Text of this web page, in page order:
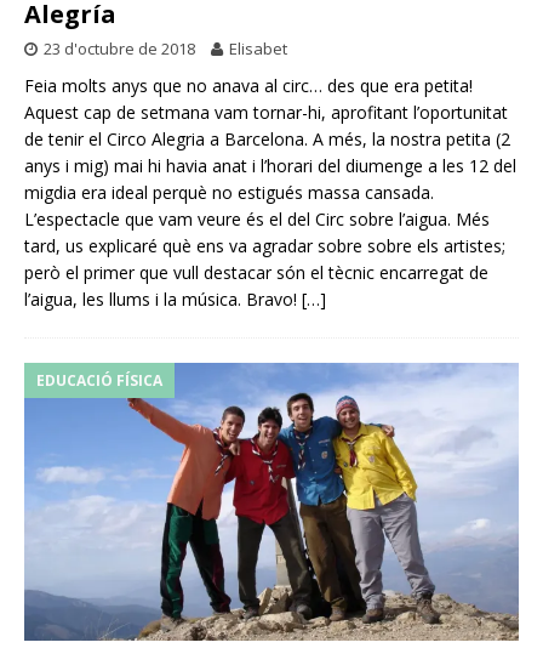
Alegría
23 d'octubre de 2018 Elisabet
Feia molts anys que no anava al circ… des que era petita!
Aquest cap de setmana vam tornar-hi, aprofitant l’oportunitat
de tenir el Circo Alegria a Barcelona. A més, la nostra petita (2
anys i mig) mai hi havia anat i l’horari del diumenge a les 12 del
migdia era ideal perquè no estigués massa cansada.
L’espectacle que vam veure és el del Circ sobre l’aigua. Més
tard, us explicaré què ens va agradar sobre sobre els artistes;
però el primer que vull destacar són el tècnic encarregat de
l’aigua, les llums i la música. Bravo! […]
EDUCACIÓ FÍSICA